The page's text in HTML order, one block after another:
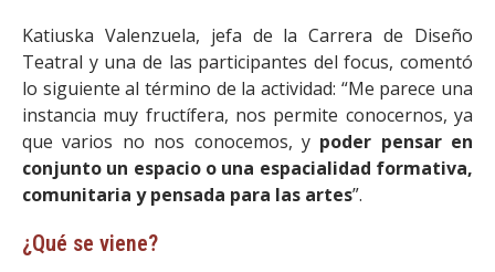
Katiuska Valenzuela, jefa de la Carrera de Diseño
Teatral y una de las participantes del focus, comentó
lo siguiente al término de la actividad: “Me parece una
instancia muy fructífera, nos permite conocernos, ya
que varios no nos conocemos, y poder pensar en
conjunto un espacio o una espacialidad formativa,
comunitaria y pensada para las artes”.
¿Qué se viene?